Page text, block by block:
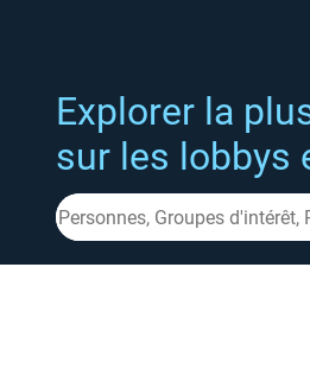
Explorer la
sur les lobbys